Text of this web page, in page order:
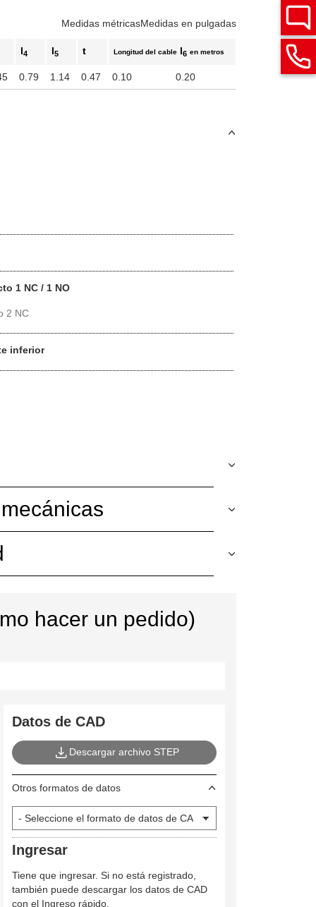
Medidas métricasMedidas en pulgadas
l4 l5 t Longitud del cable l6 en metros
0.79 1.14 0.47 0.10 0.20
1 NC / 1 NO
2 NC
inferior
hacer un pedido)
Datos de CAD
Descargar archivo STEP
Otros formatos de datos
Ingresar
Tiene que ingresar. Si no está registrado,
también puede descargar los datos de CAD
con el Ingreso rápido.